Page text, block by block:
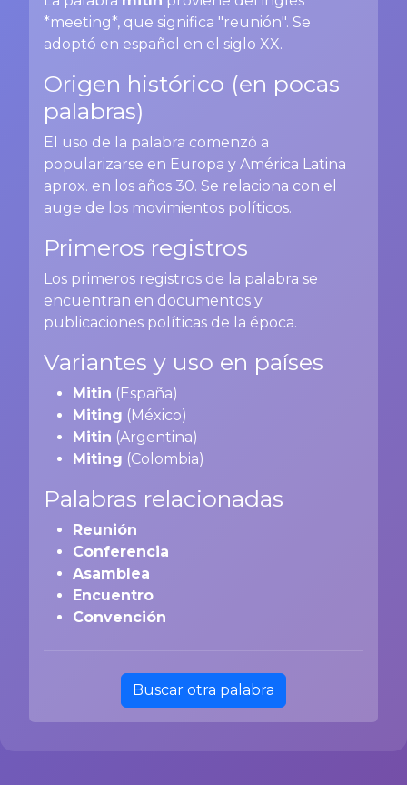
*meeting*, que significa "reunión". Se
adoptó en español en el siglo XX.
Origen histórico (en pocas
palabras)
El uso de la palabra comenzó a
popularizarse en Europa y América Latina
aprox. en los años 30. Se relaciona con el
auge de los movimientos políticos.
Primeros registros
Los primeros registros de la palabra se
encuentran en documentos y
publicaciones políticas de la época.
Variantes y uso en países
Mitin (España)
Miting (México)
Mitin (Argentina)
Miting (Colombia)
Palabras relacionadas
Reunión
Conferencia
Asamblea
Encuentro
Convención
Buscar otra palabra